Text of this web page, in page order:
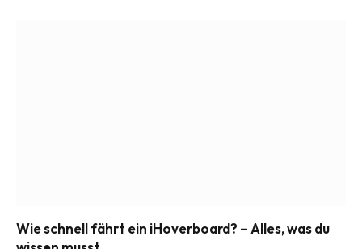
Wie schnell fährt ein iHoverboard? – Alles, was du